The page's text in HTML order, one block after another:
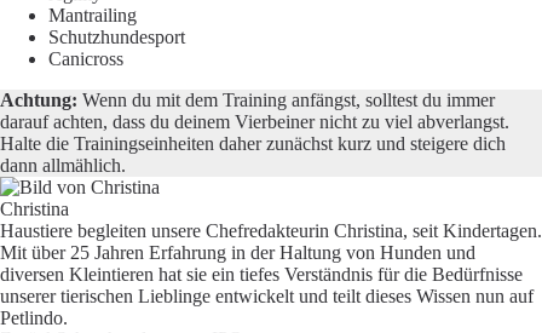
Mantrailing
Schutzhundesport
Canicross
Achtung: Wenn du mit dem Training anfängst, solltest du immer
darauf achten, dass du deinem Vierbeiner nicht zu viel abverlangst.
Halte die Trainingseinheiten daher zunächst kurz und steigere dich
dann allmählich.
Christina
Haustiere begleiten unsere Chefredakteurin Christina, seit Kindertagen.
Mit über 25 Jahren Erfahrung in der Haltung von Hunden und
diversen Kleintieren hat sie ein tiefes Verständnis für die Bedürfnisse
unserer tierischen Lieblinge entwickelt und teilt dieses Wissen nun auf
Petlindo.